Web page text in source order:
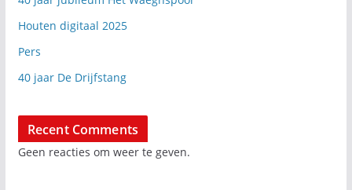
Houten digitaal 2025
Pers
40 jaar De Drijfstang
Recent Comments
Geen reacties om weer te geven.